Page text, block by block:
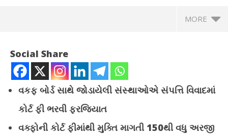
MORE
Social Share
વકફ બોર્ડ સાથે જોડાયેલી સંસ્થાઓએ સંપત્તિ વિવાદમાં
કોર્ટ ફી ભરવી ફરજિયાત
વક્ફોની કોર્ટ ફીમાંથી મુક્તિ માગતી 150થી વધુ અરજી